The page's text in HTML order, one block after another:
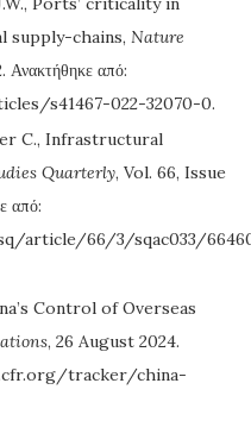
supply-chains, Nature
Ανακτήθηκε από:
s41467-022-32070-0.
C., Infrastructural
Quarterly, Vol. 66, Issue
από:
article/66/3/sqac033/
Control of Overseas
, 26 August 2024.
tracker/china-